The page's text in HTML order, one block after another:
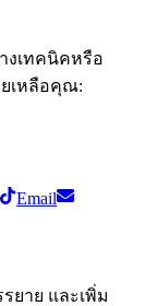
งเทคนิคหรือ
เหลือคุณ:
Email
ยาย และเพิ่ม